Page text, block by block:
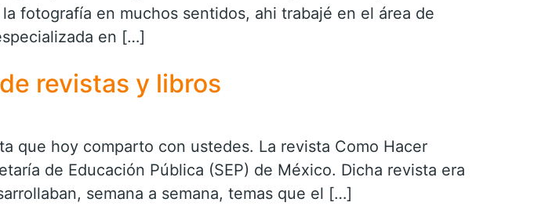
fotografía en muchos sentidos, ahi trabajé en el área de
en […]
revistas y libros
que hoy comparto con ustedes. La revista Como Hacer
de Educación Pública (SEP) de México. Dicha revista era
semana a semana, temas que el […]